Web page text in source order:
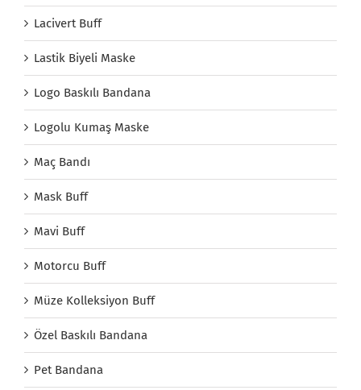
Lacivert Buff
Lastik Biyeli Maske
Logo Baskılı Bandana
Logolu Kumaş Maske
Maç Bandı
Mask Buff
Mavi Buff
Motorcu Buff
Müze Kolleksiyon Buff
Özel Baskılı Bandana
Pet Bandana